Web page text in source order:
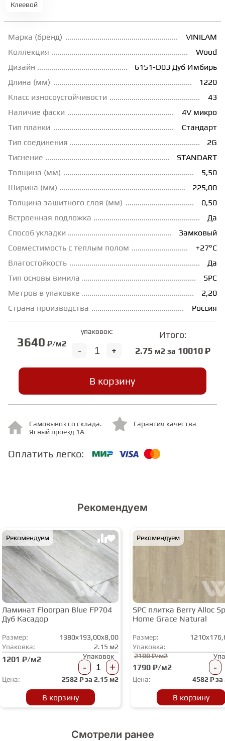
КЛЕЙ
НАЛИВНОЙ ПОЛ
ГРУНТОВКИ
ТЕПЛЫЙ ПОЛ
МАССИВНАЯ ДОСКА
ИСКУССТВЕННАЯ ТРАВА
ИНЖЕНЕРНЫЙ МОДУЛЬ
ФАНЕРА
МИНЕРАЛЬНО-КАМЕННЫЙ
ЛАМИНАТ MSPC
ЛАМИНАТ SWF
Клеевой
Марка (бренд)
VINILAM
Коллекция
Wood
Дизайн
6151-D03 Дуб Имбирь
Длина (мм)
1220
Класс износоустойчивости
43
Наличие фаски
4V микро
Тип планки
Стандарт
Тип соединения
2G
Тиснение
STANDART
Толщина (мм)
5,50
Ширина (мм)
225,00
Толщина зашитного слоя (мм)
0,50
Встроенная подложка
Да
Способ укладки
Замковый
Совместимость с теплым полом
+27°С
Влагостойкость
Да
Тип основы винила
SPC
Метров в упаковке
2,20
Страна производства
Россия
3640 ₽/м2
упаковок:
+
-
Итого:
2.75 м2 за 10010 ₽
В корзину
Самовывоз со склада.
Ясный проезд 1А
Гарантия качества
Оплатить легко:
Рекомендуем
Рекомендуем
Ламинат Floorpan Blue FP704
Дуб Касадор
Размер:
1380x193,00x8,00
Упаковка:
2.15 м2
1201 ₽/м2 Упаковок
- +
Цена: 2582₽ за 2.15 м2
В корзину
Рекомендуем
SPC плитка Berry Alloc
Home Grace Natural
Размер:
Упаковка:
2100 ₽/м2
1790 ₽/м2 -
Цена: 4582₽ за
В корзину
Смотрели ранее